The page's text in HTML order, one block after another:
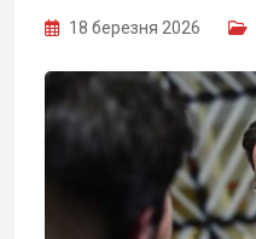
18 березня 2026